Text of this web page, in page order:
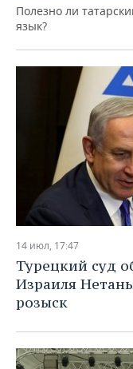
Полезно ли
язык?
14 июл, 17:47
Турецкий суд
Израиля
розыск